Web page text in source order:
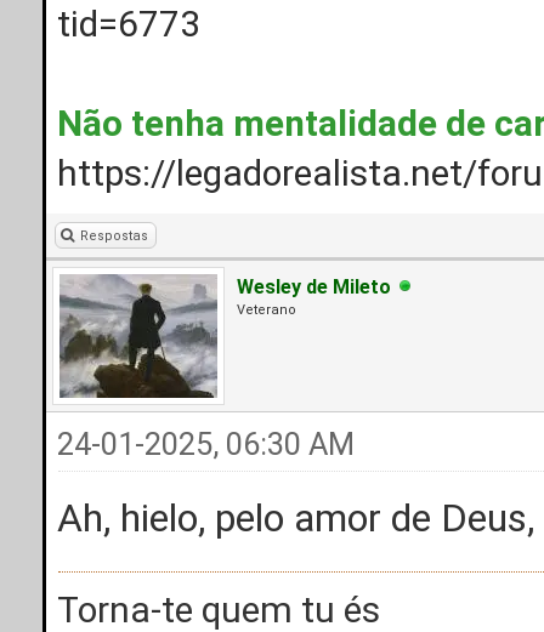
tid=6773
Não tenha mentalidade de
https://legadorealista.net/
Respostas
Wesley de Mileto
Veterano
24-01-2025, 06:30 AM
Ah, hielo, pelo amor de
Torna-te quem tu és